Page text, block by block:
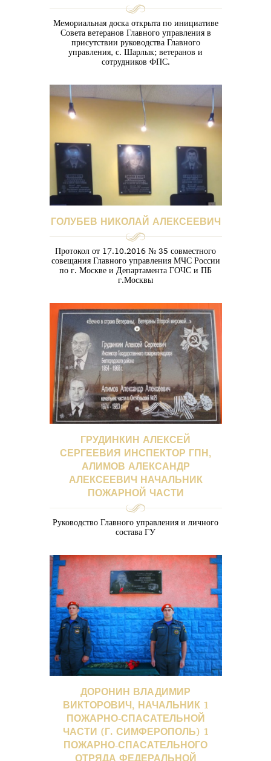
Мемориальная доска открыта по инициативе
Совета ветеранов Главного управления в
присутствии руководства Главного
управления, с. Шарлык; ветеранов и
сотрудников ФПС.
ГОЛУБЕВ НИКОЛАЙ АЛЕКСЕЕВИЧ
Протокол от 17.10.2016 № 35 совместного
совещания Главного управления МЧС России
по г. Москве и Департамента ГОЧС и ПБ
г.Москвы
ГРУДИНКИН АЛЕКСЕЙ
СЕРГЕЕВИЯ ИНСПЕКТОР ГПН,
АЛИМОВ АЛЕКСАНДР
АЛЕКСЕЕВИЧ НАЧАЛЬНИК
ПОЖАРНОЙ ЧАСТИ
Руководство Главного управления и личного
состава ГУ
ДОРОНИН ВЛАДИМИР
ВИКТОРОВИЧ, НАЧАЛЬНИК 1
ПОЖАРНО-СПАСАТЕЛЬНОЙ
ЧАСТИ (Г. СИМФЕРОПОЛЬ) 1
ПОЖАРНО-СПАСАТЕЛЬНОГО
ОТРЯДА ФЕДЕРАЛЬНОЙ